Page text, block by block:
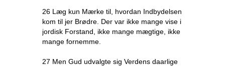
26 Læg kun Mærke til, hvordan Indbydelsen
kom til jer Brødre. Der var ikke mange vise i
jordisk Forstand, ikke mange mægtige, ikke
mange fornemme.
27 Men Gud udvalgte sig Verdens daarlige